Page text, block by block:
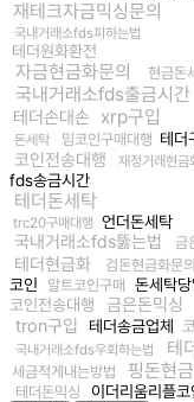
재테크자금믹싱문의
국내거래소fds피하는법
테더원화환전
자금현금화문의 현금돈
국내거래소fds출금시간
테더손대손 xrp구입
돈세탁 밈코인구매대행 테더
코인전송대행 재정거래현금
fds송금시간
테더돈세탁
trc20구매대행 언더돈세탁
국내거래소fds뚫는법 금
테더현금화 검돈현금화문의
코인
알트코인구매 돈세탁
코인전송대행
금은돈믹싱
tron구입
테더송금업체
국내거래소fds우회하는법
테
세금적게내는방법 핑돈현
테더돈믹싱 이더리움리플코